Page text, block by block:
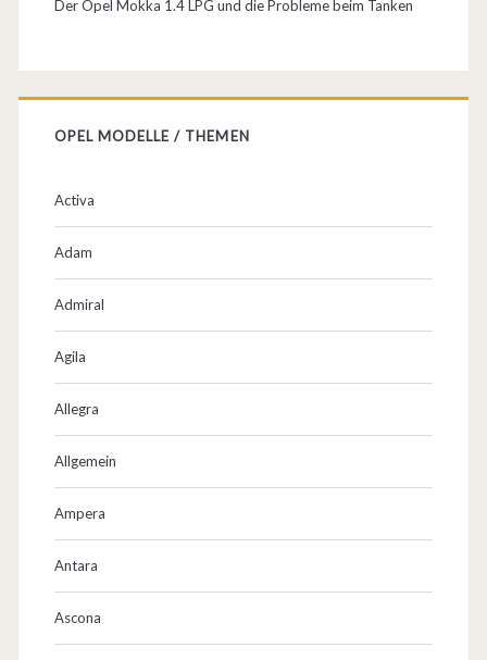
Der Opel Mokka 1.4 LPG und die Probleme beim Tanken
OPEL MODELLE / THEMEN
Activa
Adam
Admiral
Agila
Allegra
Allgemein
Ampera
Antara
Ascona